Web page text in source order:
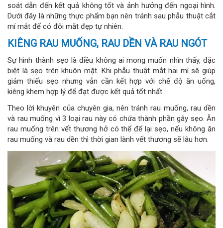
soát dẫn đến kết quả không tốt và ảnh hưởng đến ngoại hình.
Dưới đây là những thực phẩm bạn nên tránh sau phẫu thuật cắt
mí mắt để có đôi mắt đẹp tự nhiên.
KIÊNG RAU MUỐNG, RAU DỀN VÀ RAU NGÓT
Sự hình thành sẹo là điều không ai mong muốn nhìn thấy, đặc
biệt là sẹo trên khuôn mặt. Khi phẫu thuật mắt hai mí sẽ giúp
giảm thiểu sẹo nhưng vẫn cần kết hợp với chế độ ăn uống,
kiêng khem hợp lý để đạt được kết quả tốt nhất.
Theo lời khuyên của chuyên gia, nên tránh rau muống, rau dền
và rau muống vì 3 loại rau này có chứa thành phần gây sẹo. Ăn
rau muống trên vết thương hở có thể để lại sẹo, nếu không ăn
rau muống và rau dền thì thời gian lành vết thương sẽ lâu hơn.